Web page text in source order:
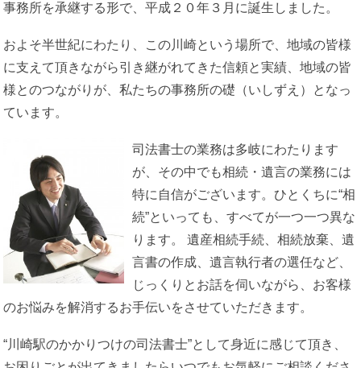
事務所を承継する形で、平成２０年３月に誕生しました。
およそ半世紀にわたり、この川崎という場所で、地域の皆様
に支えて頂きながら引き継がれてきた信頼と実績、地域の皆
様とのつながりが、私たちの事務所の礎（いしずえ）となっ
ています。
司法書士の業務は多岐にわたります
が、その中でも相続・遺言の業務には
特に自信がございます。ひとくちに“相
続”といっても、すべてが一つ一つ異な
ります。 遺産相続手続、相続放棄、遺
言書の作成、遺言執行者の選任など、
じっくりとお話を伺いながら、お客様
のお悩みを解消するお手伝いをさせていただきます。
“川崎駅のかかりつけの司法書士”として身近に感じて頂き、